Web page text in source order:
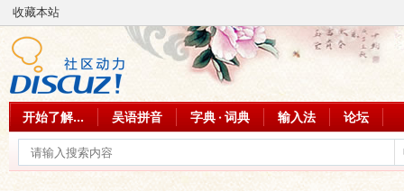
收藏本站
开始了解... 吴语拼音 字典 · 词典 输入法 论坛